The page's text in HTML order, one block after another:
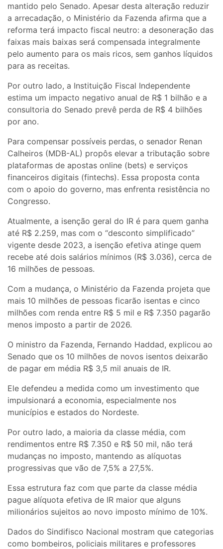
mantido pelo Senado. Apesar desta alteração reduzir
a arrecadação, o Ministério da Fazenda afirma que a
reforma terá impacto fiscal neutro: a desoneração das
faixas mais baixas será compensada integralmente
pelo aumento para os mais ricos, sem ganhos líquidos
para as receitas.
Por outro lado, a Instituição Fiscal Independente
estima um impacto negativo anual de R$ 1 bilhão e a
consultoria do Senado prevê perda de R$ 4 bilhões
por ano.
Para compensar possíveis perdas, o senador Renan
Calheiros (MDB-AL) propôs elevar a tributação sobre
plataformas de apostas online (bets) e serviços
financeiros digitais (fintechs). Essa proposta conta
com o apoio do governo, mas enfrenta resistência no
Congresso.
Atualmente, a isenção geral do IR é para quem ganha
até R$ 2.259, mas com o “desconto simplificado”
vigente desde 2023, a isenção efetiva atinge quem
recebe até dois salários mínimos (R$ 3.036), cerca de
16 milhões de pessoas.
Com a mudança, o Ministério da Fazenda projeta que
mais 10 milhões de pessoas ficarão isentas e cinco
milhões com renda entre R$ 5 mil e R$ 7.350 pagarão
menos imposto a partir de 2026.
O ministro da Fazenda, Fernando Haddad, explicou ao
Senado que os 10 milhões de novos isentos deixarão
de pagar em média R$ 3,5 mil anuais de IR.
Ele defendeu a medida como um investimento que
impulsionará a economia, especialmente nos
municípios e estados do Nordeste.
Por outro lado, a maioria da classe média, com
rendimentos entre R$ 7.350 e R$ 50 mil, não terá
mudanças no imposto, mantendo as alíquotas
progressivas que vão de 7,5% a 27,5%.
Essa estrutura faz com que parte da classe média
pague alíquota efetiva de IR maior que alguns
milionários sujeitos ao novo imposto mínimo de 10%.
Dados do Sindifisco Nacional mostram que categorias
como bombeiros, policiais militares e professores